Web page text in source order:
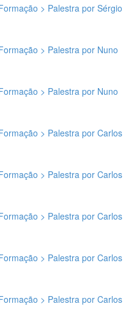
> Palestra por Sérgio
> Palestra por Nuno
> Palestra por Nuno
> Palestra por Carlos
> Palestra por Carlos
> Palestra por Carlos
> Palestra por Carlos
> Palestra por Carlos